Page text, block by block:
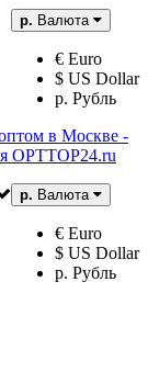
р. Валюта
€ Euro
$ US Dollar
р. Рубль
р. Валюта
€ Euro
$ US Dollar
р. Рубль